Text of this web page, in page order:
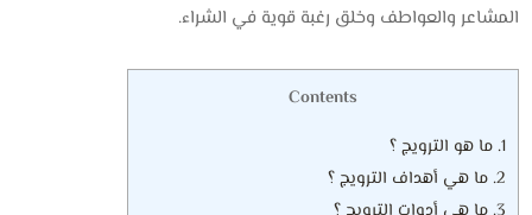
المشاعر والعواطف وخلق رغبة قوية في الشراء.
Contents
1. ما هو الترويج ؟
2. ما هي أهداف الترويج ؟